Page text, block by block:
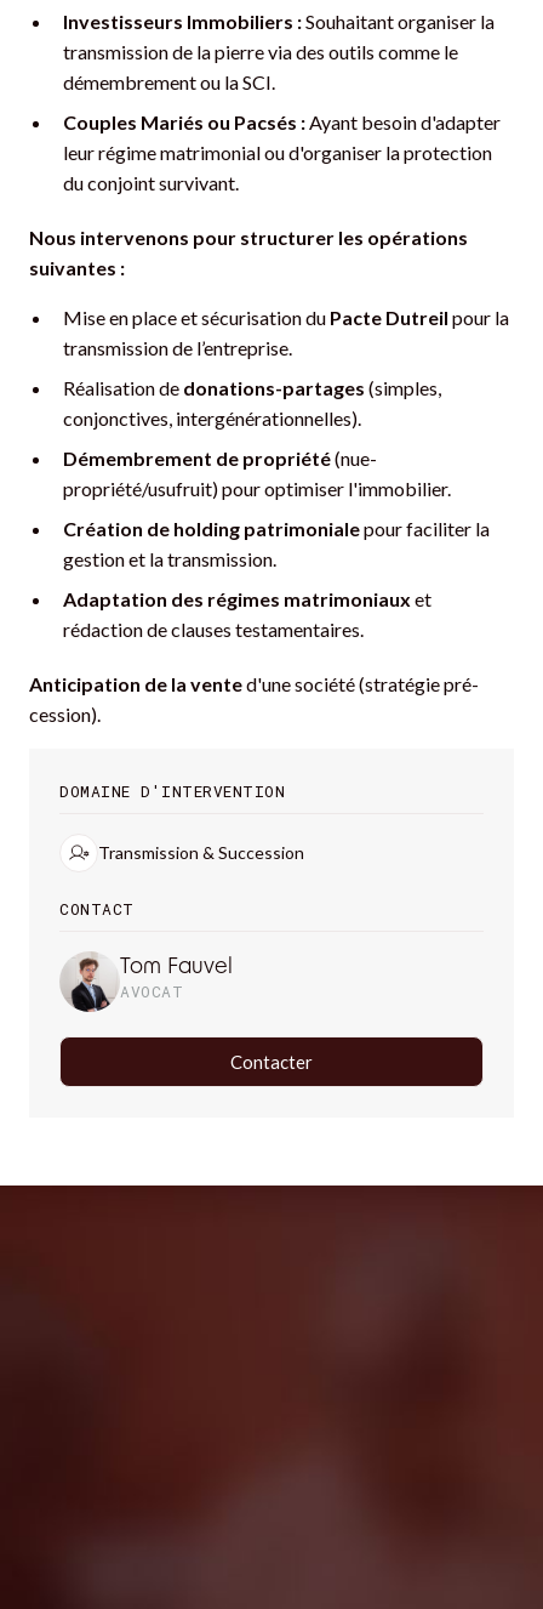
Investisseurs Immobiliers :Souhaitant organiser la
transmission de la pierre via des outils comme le
démembrement ou la SCI.
Couples Mariés ou Pacsés :Ayant besoin d'adapter
leur régime matrimonial ou d'organiser la protection
du conjoint survivant.
Nous intervenons pour structurer les opérations
suivantes :
Mise en place et sécurisation du Pacte Dutreil pour la
transmission de l’entreprise.
Réalisation de donations-partages (simples,
conjonctives, intergénérationnelles).
Démembrement de propriété(nue-
propriété/usufruit) pour optimiser l'immobilier.
Création de holding patrimonialepour faciliter la
gestion et la transmission.
Adaptation des régimes matrimoniaux et
rédaction de clauses testamentaires.
Anticipation de la vented'une société (stratégie pré-
cession).
DOMAINE D'INTERVENTION
Transmission & Succession
CONTACT
Tom Fauvel
AVOCAT
Contacter